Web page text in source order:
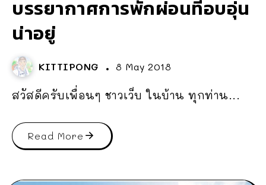
บรรยากาศการพักผ่อนที่อบอุ่น
น่าอยู่
KITTIPONG 8 May 2018
สวัสดีครับเพื่อนๆ ชาวเว็บ ในบ้าน ทุกท่าน...
Read More